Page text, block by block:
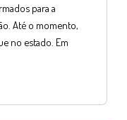
para a
Até o momento,
no estado. Em